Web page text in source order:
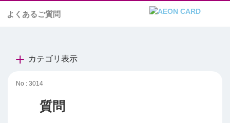
よくあるご質問
カテゴリ表示
No : 3014